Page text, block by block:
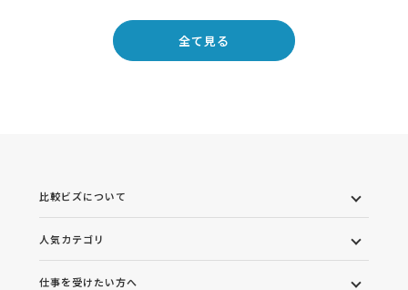
全て見る
比較ビズについて
人気カテゴリ
仕事を受けたい方へ